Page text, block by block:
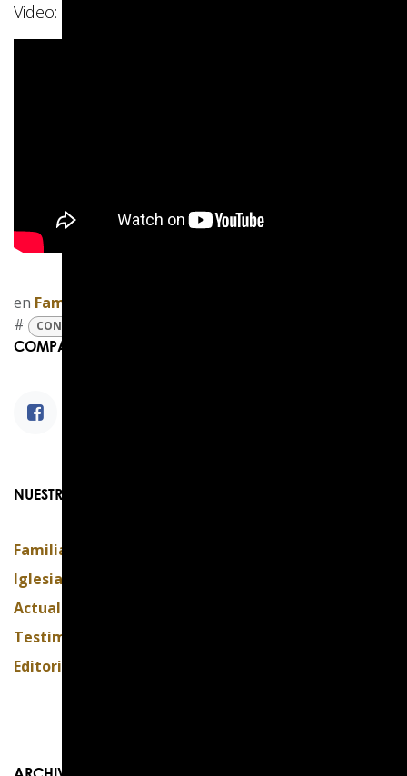
Video:
en Familia
#
CON SALUD
COMPARTIR
NUESTROS BLOGS
Familia
Iglesia
Actualidad
Testimonios
Editorial
ARCHIVAR